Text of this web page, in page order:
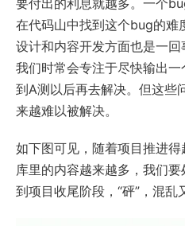
在代码山中找到这个bug的难
设计和内容开发方面也是一回
我们时常会专注于尽快输出
到A测以后再去解决。但这些
来越难以被解决。
如下图可见，随着项目推进
库里的内容越来越多，我们
到项目收尾阶段，“砰”，混乱